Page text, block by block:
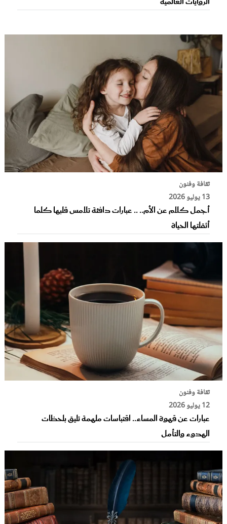
ثقافة وفنون
13 يوليو 2026
أجمل كلام عن الأم.. .. عبارات دافئة تلامس قلبها كلما
أثقلتها الحياة
ثقافة وفنون
12 يوليو 2026
عبارات عن قهوة المساء.. اقتباسات ملهمة تليق بلحظات
الهدوء والتأمل